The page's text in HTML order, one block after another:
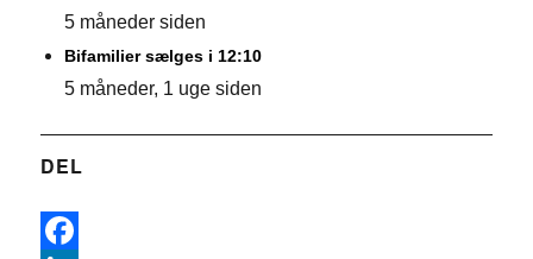
5 måneder siden
Bifamilier sælges i 12:10
5 måneder, 1 uge siden
DEL